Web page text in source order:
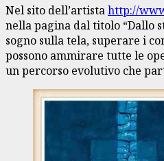
Nel sito dell’artistahttp://
nella pagina dal titolo “Dallo
sogno sulla tela, superare i
possono ammirare tutte le
un percorso evolutivo che